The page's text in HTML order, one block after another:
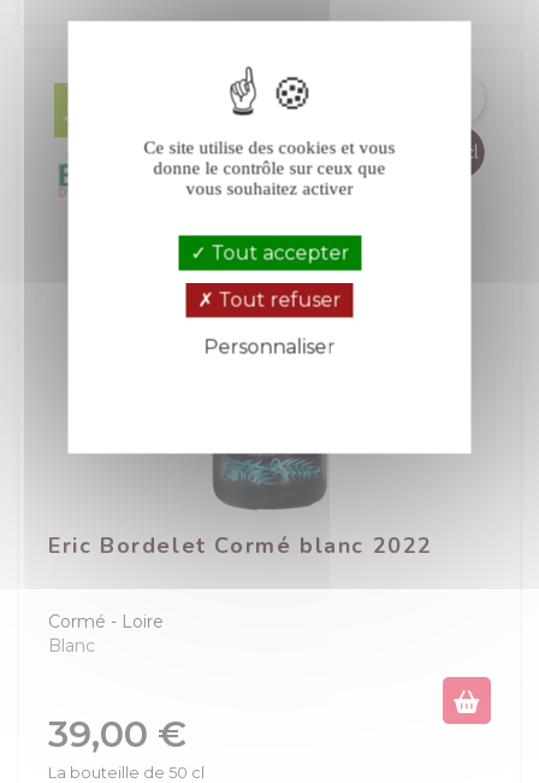
Eric Bordelet Cormé blanc 2022
Cormé
Loire
Blanc
Prix
39,00 €
La bouteille de 50 cl
Ce site utilise des cookies et vous
donne le contrôle sur ceux que
vous souhaitez activer
Tout accepter
Tout refuser
Personnaliser